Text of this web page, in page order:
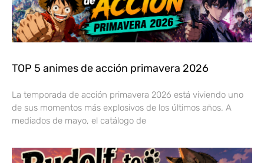
TOP 5 animes de acción primavera 2026
La temporada de acción primavera 2026 está viviendo uno
de sus momentos más explosivos de los últimos años. A
mediados de mayo, el catálogo de